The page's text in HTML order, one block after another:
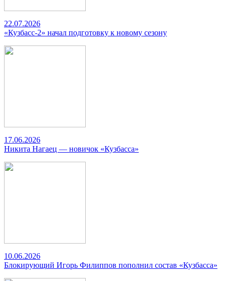
22.07.2026
«Кузбасс-2» начал подготовку к новому сезону
17.06.2026
Никита Нагаец — новичок «Кузбасса»
10.06.2026
Блокирующий Игорь Филиппов пополнил состав «Кузбасса»